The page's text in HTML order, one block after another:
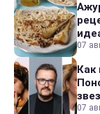
07
07